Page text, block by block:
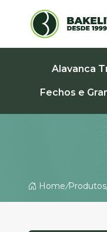
Alavanca
Fechos e
Home/Produtos